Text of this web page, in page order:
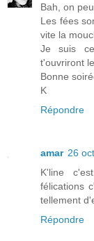
Bah, on
Les fées
vite la
Je suis
t'ouvriront le
Bonne
K
Répondre
amar 26
K'line
félications
tellement
Répondre